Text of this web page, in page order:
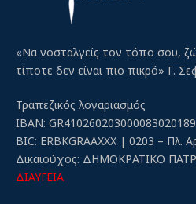
«Να νοσταλγείς τον τόπο σου,
τίποτε δεν είναι πιο πικρό» Γ.
Τραπεζικός λογαριασμός
IBAN:
BIC: ERBKGRAAXXX | 0203 – Πλ.
Δικαιούχος: ΔΗΜΟΚΡΑΤΙΚΟ
ΔΙΑΥΓΕΙΑ